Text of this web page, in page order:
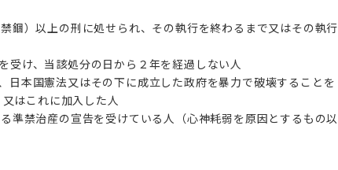
錮）以上の刑に処せられ、その執行を終わるまで又はその執行
受け、当該処分の日から２年を経過しない人
日本国憲法又はその下に成立した政府を暴力で破壊することを
はこれに加入した人
準禁治産の宣告を受けている人（心神耗弱を原因とするもの以